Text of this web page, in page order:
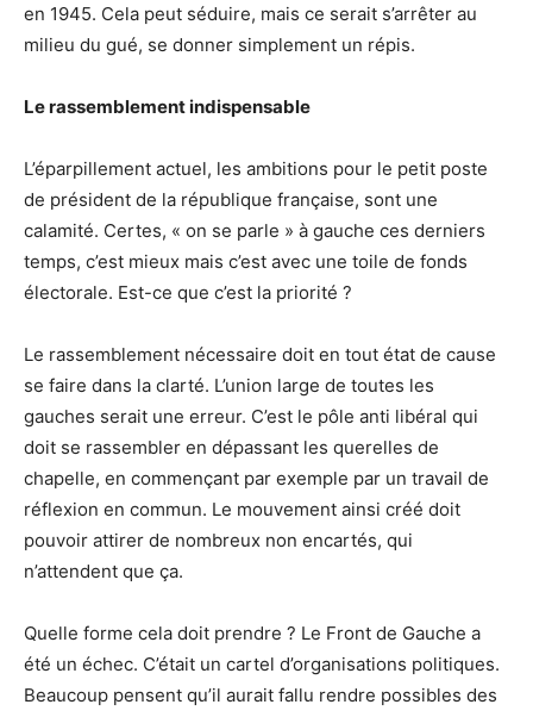
en 1945. Cela peut séduire, mais ce serait s’arrêter au
milieu du gué, se donner simplement un répis.
Le rassemblement indispensable
L’éparpillement actuel, les ambitions pour le petit poste
de président de la république française, sont une
calamité. Certes, « on se parle » à gauche ces derniers
temps, c’est mieux mais c’est avec une toile de fonds
électorale. Est-ce que c’est la priorité ?
Le rassemblement nécessaire doit en tout état de cause
se faire dans la clarté. L’union large de toutes les
gauches serait une erreur. C’est le pôle anti libéral qui
doit se rassembler en dépassant les querelles de
chapelle, en commençant par exemple par un travail de
réflexion en commun. Le mouvement ainsi créé doit
pouvoir attirer de nombreux non encartés, qui
n’attendent que ça.
Quelle forme cela doit prendre ? Le Front de Gauche a
été un échec. C’était un cartel d’organisations politiques.
Beaucoup pensent qu’il aurait fallu rendre possibles des